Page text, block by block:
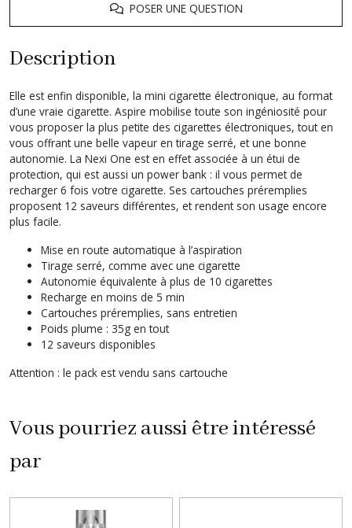
POSER UNE QUESTION
Description
Elle est enfin disponible, la mini cigarette électronique, au format
d’une vraie cigarette. Aspire mobilise toute son ingéniosité pour
vous proposer la plus petite des cigarettes électroniques, tout en
vous offrant une belle vapeur en tirage serré, et une bonne
autonomie. La Nexi One est en effet associée à un étui de
protection, qui est aussi un power bank : il vous permet de
recharger 6 fois votre cigarette. Ses cartouches préremplies
proposent 12 saveurs différentes, et rendent son usage encore
plus facile.
Mise en route automatique à l’aspiration
Tirage serré, comme avec une cigarette
Autonomie équivalente à plus de 10 cigarettes
Recharge en moins de 5 min
Cartouches préremplies, sans entretien
Poids plume : 35g en tout
12 saveurs disponibles
Attention : le pack est vendu sans cartouche
Vous pourriez aussi être intéressé
par